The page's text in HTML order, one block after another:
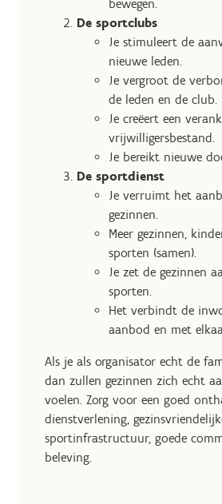
bewegen.
De sportclubs
Je stimuleert de
nieuwe leden.
Je vergroot de
de leden en de club.
Je creëert een
vrijwilligersbestand.
Je bereikt nieuwe
De sportdienst
Je verruimt het
gezinnen.
Meer gezinnen,
sporten (samen).
Je zet de gezinnen
sporten.
Het verbindt de
aanbod en met
Als je als organisator echt de
dan zullen gezinnen zich echt
voelen. Zorg voor een goed
dienstverlening,
sportinfrastructuur, goede
beleving.